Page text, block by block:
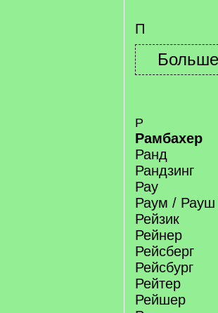
П
Р
Рамбахер
Ранд
Рандзинг
Рау
Раум / Рауш
Рейзик
Рейнер
Рейсберг
Рейсбург
Рейтер
Рейшер